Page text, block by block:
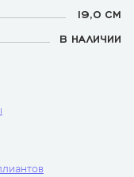
19,0 СМ
В НАЛИЧИИ